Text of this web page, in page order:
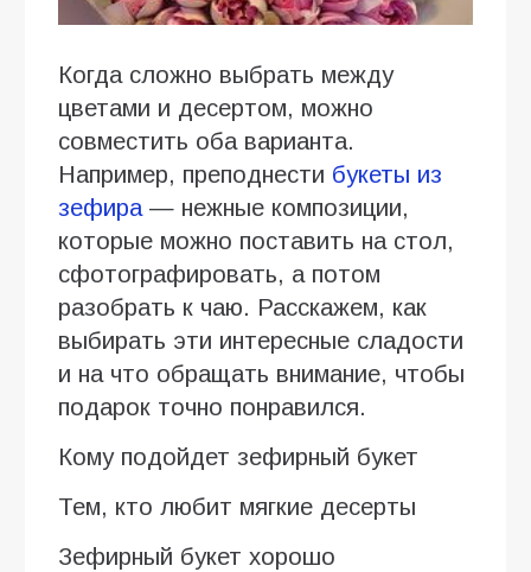
Когда сложно выбрать между
цветами и десертом, можно
совместить оба варианта.
Например, преподнести букеты из
зефира— нежные композиции,
которые можно поставить на стол,
сфотографировать, а потом
разобрать к чаю. Расскажем, как
выбирать эти интересные сладости
и на что обращать внимание, чтобы
подарок точно понравился.
Кому подойдет зефирный букет
Тем, кто любит мягкие десерты
Зефирный букет хорошо